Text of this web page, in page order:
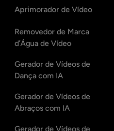
Aprimorador de Vídeo
Removedor de Marca
d’Água de Vídeo
Gerador de Vídeos de
Dança com IA
Gerador de Vídeos de
Abraços com IA
Gerador de Vídeos de